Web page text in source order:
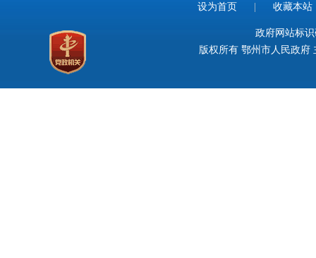
设为首页 收藏本站
政府网站标
版权所有 鄂州市人民政府